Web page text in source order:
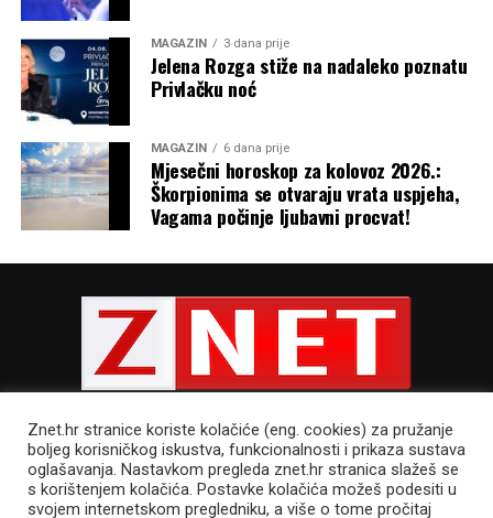
MAGAZIN 3 dana prije
Jelena Rozga stiže na nadaleko poznatu
Privlačku noć
MAGAZIN 6 dana prije
Mjesečni horoskop za kolovoz 2026.:
Škorpionima se otvaraju vrata uspjeha,
Vagama počinje ljubavni procvat!
POLITIKA PRIVATNOSTI UVJETI KORIŠTENJA
IMPRESSUM
Znet.hr stranice koriste kolačiće (eng. cookies) za pružanje
boljeg korisničkog iskustva, funkcionalnosti i prikaza sustava
oglašavanja. Nastavkom pregleda znet.hr stranica slažeš se
s korištenjem kolačića. Postavke kolačića možeš podesiti u
svojem internetskom pregledniku, a više o tome pročitaj